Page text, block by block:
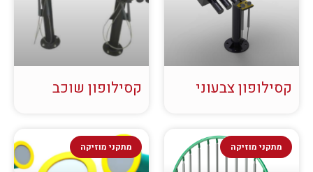
קסילופון צבעוני קסילופון שוכב
מתקני מוזיקה מתקני מוזיקה